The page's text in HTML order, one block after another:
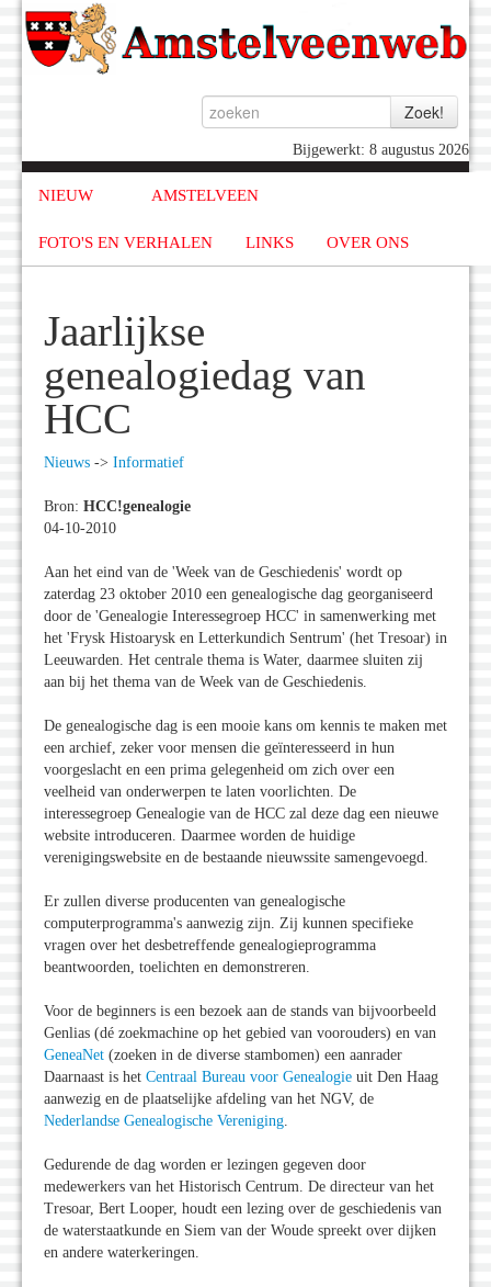
Bijgewerkt: 8 augustus 2026
NIEUW AMSTELVEEN
FOTO'S EN VERHALEN LINKS OVER ONS
Jaarlijkse
genealogiedag van
HCC
Nieuws -> Informatief
Bron: HCC!genealogie
04-10-2010
Aan het eind van de 'Week van de Geschiedenis' wordt op
zaterdag 23 oktober 2010 een genealogische dag georganiseerd
door de 'Genealogie Interessegroep HCC' in samenwerking met
het 'Frysk Histoarysk en Letterkundich Sentrum' (het Tresoar) in
Leeuwarden. Het centrale thema is Water, daarmee sluiten zij
aan bij het thema van de Week van de Geschiedenis.
De genealogische dag is een mooie kans om kennis te maken met
een archief, zeker voor mensen die geïnteresseerd in hun
voorgeslacht en een prima gelegenheid om zich over een
veelheid van onderwerpen te laten voorlichten. De
interessegroep Genealogie van de HCC zal deze dag een nieuwe
website introduceren. Daarmee worden de huidige
verenigingswebsite en de bestaande nieuwssite samengevoegd.
Er zullen diverse producenten van genealogische
computerprogramma's aanwezig zijn. Zij kunnen specifieke
vragen over het desbetreffende genealogieprogramma
beantwoorden, toelichten en demonstreren.
Voor de beginners is een bezoek aan de stands van bijvoorbeeld
Genlias (dé zoekmachine op het gebied van voorouders) en van
GeneaNet (zoeken in de diverse stambomen) een aanrader
Daarnaast is het Centraal Bureau voor Genealogie uit Den Haag
aanwezig en de plaatselijke afdeling van het NGV, de
Nederlandse Genealogische Vereniging.
Gedurende de dag worden er lezingen gegeven door
medewerkers van het Historisch Centrum. De directeur van het
Tresoar, Bert Looper, houdt een lezing over de geschiedenis van
de waterstaatkunde en Siem van der Woude spreekt over dijken
en andere waterkeringen.